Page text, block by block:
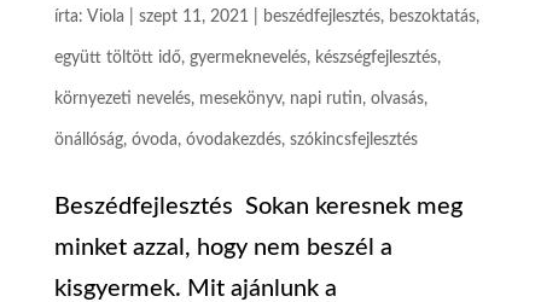
írta: Viola szept 11, 2021 beszédfejlesztés, beszoktatás,
együtt töltött idő, gyermeknevelés, készségfejlesztés,
környezeti nevelés, mesekönyv, napi rutin, olvasás,
önállóság, óvoda, óvodakezdés, szókincsfejlesztés
Beszédfejlesztés Sokan keresnek meg
minket azzal, hogy nem beszél a
kisgyermek. Mit ajánlunk a